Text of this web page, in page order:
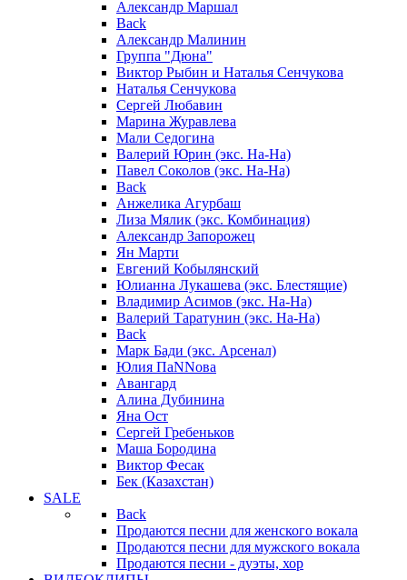
Александр Маршал
Back
Александр Малинин
Группа "Дюна"
Виктор Рыбин и Наталья Сенчукова
Наталья Сенчукова
Сергей Любавин
Марина Журавлева
Мали Седогина
Валерий Юрин (экс. На-На)
Павел Соколов (экс. На-На)
Back
Анжелика Агурбаш
Лиза Мялик (экс. Комбинация)
Александр Запорожец
Ян Марти
Евгений Кобылянский
Юлианна Лукашева (экс. Блестящие)
Владимир Асимов (экс. На-На)
Валерий Таратунин (экс. На-На)
Back
Марк Бади (экс. Арсенал)
Юлия ПаNNова
Авангард
Алина Дубинина
Яна Ост
Сергей Гребеньков
Маша Бородина
Виктор Фесак
Бек (Казахстан)
SALE
Back
Продаются песни для женского вокала
Продаются песни для мужского вокала
Продаются песни - дуэты, хор